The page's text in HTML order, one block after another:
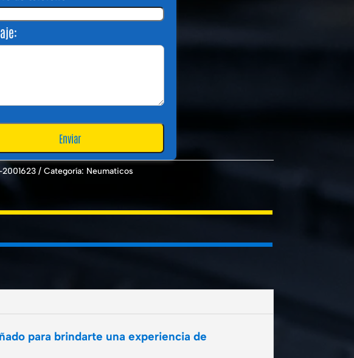
2001623 Categoría: Neumaticos
para brindarte una experiencia de